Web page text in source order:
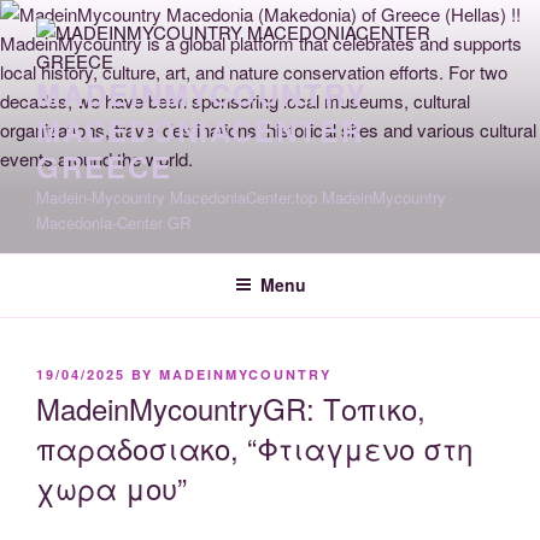
Skip
to
content
MADEINMYCOUNTRY
MACEDONIACENTER
GREECE
Madein-Mycountry MacedoniaCenter.top MadeinMycountry
Macedonia-Center GR
Menu
POSTED
19/04/2025 BY MADEINMYCOUNTRY
MadeinMycountryGR: Τοπικο,
παραδοσιακο, “Φτιαγμενο στη
χωρα μου”